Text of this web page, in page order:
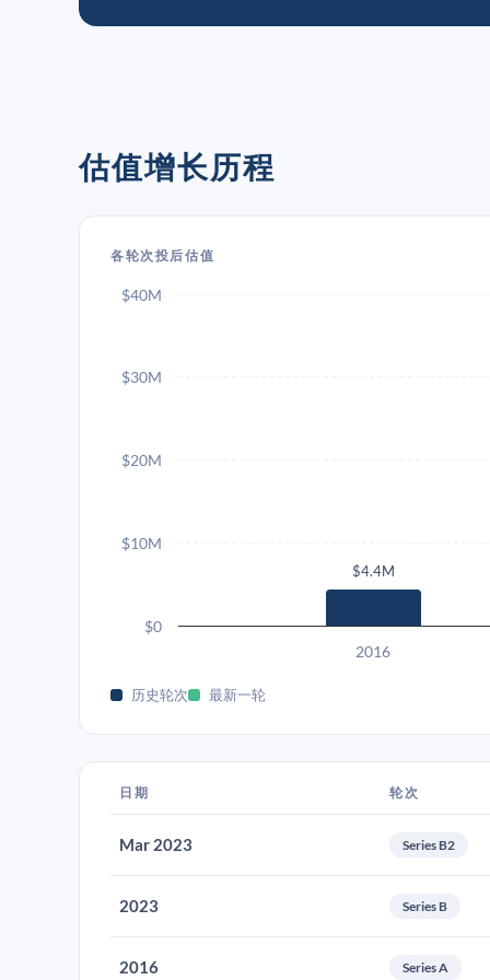
估值增长历程
各轮次投后估值
$4.4M
2016
$0
$10M
$20M
$30M
$40M
历史轮次 最新一轮
日期 轮次
Mar 2023 Series B2
2023 Series B
2016 Series A